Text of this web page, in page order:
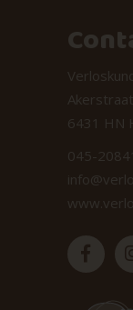
6431 HN
045-